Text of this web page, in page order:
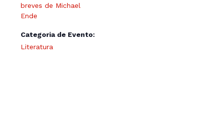
breves de Michael
Ende
Categoria de Evento:
Literatura